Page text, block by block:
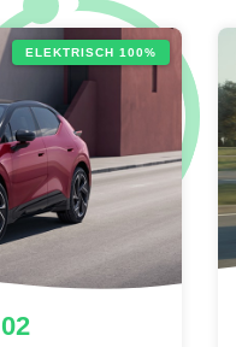
ELEKTRISCH 100%
02